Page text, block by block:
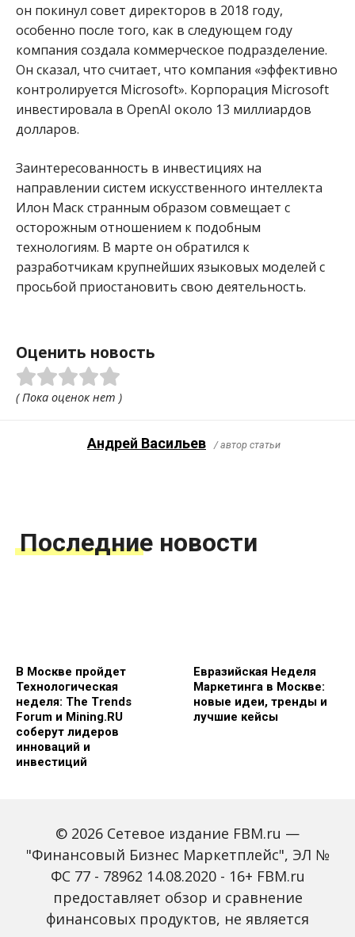
он покинул совет директоров в 2018 году,
особенно после того, как в следующем году
компания создала коммерческое подразделение.
Он сказал, что считает, что компания «эффективно
контролируется Microsoft». Корпорация Microsoft
инвестировала в OpenAI около 13 миллиардов
долларов.
Заинтересованность в инвестициях на
направлении систем искусственного интеллекта
Илон Маск странным образом совмещает с
осторожным отношением к подобным
технологиям. В марте он обратился к
разработчикам крупнейших языковых моделей с
просьбой приостановить свою деятельность.
Оценить новость
( Пока оценок нет )
Андрей Васильев / автор статьи
Последние новости
В Москве пройдет
Технологическая
неделя: The Trends
Forum и Mining.RU
соберут лидеров
инноваций и
инвестиций
Евразийская Неделя
Маркетинга в Москве:
новые идеи, тренды и
лучшие кейсы
Global Tech Forum: как
ИИ меняет бизнес и
4.0 меняет правила
© 2026 Сетевое издание FBM.ru —
"Финансовый Бизнес Маркетплейс", ЭЛ №
ФС 77 - 78962 14.08.2020 - 16+ FBM.ru
предоставляет обзор и сравнение
финансовых продуктов, не является